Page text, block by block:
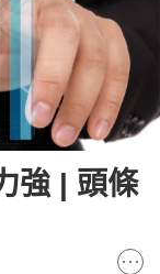
強 | 頭條